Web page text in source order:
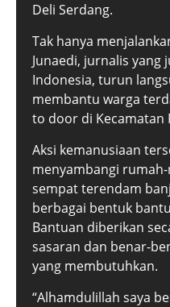
Deli Serdang.
Tak hanya
Junaedi, jurnalis yang
Indonesia, turun
membantu warga
to door di Kecamatan
Aksi kemanusiaan
menyambangi
sempat terendam
berbagai bentuk
Bantuan diberikan
sasaran dan benar-
yang membutuhkan.
“Alhamdulillah saya